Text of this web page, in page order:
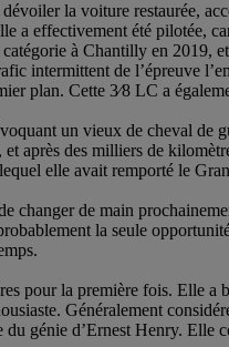
la voiture restaurée,
a effectivement été pilotée,
à Chantilly en
intermittent de l’épreuve
plan. Cette 3⁄8 LC a
un vieux de cheval
après des milliers de
elle avait remporté le
changer de main
la seule
pour la première fois. Elle a
Généralement
génie d’Ernest Henry. Elle